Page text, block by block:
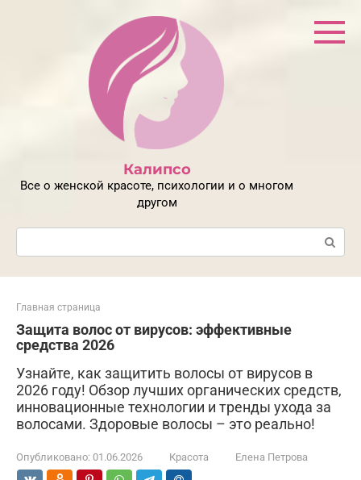
Калипсо
Все о женской красоте, психологии и о многом
другом
Поиск:
Главная страница
Защита волос от вирусов: эффективные
средства 2026
Узнайте, как защитить волосы от вирусов в
2026 году! Обзор лучших органических средств,
инновационные технологии и тренды ухода за
волосами. Здоровые волосы – это реально!
Опубликовано: 01.06.2026 Красота Елена Петрова